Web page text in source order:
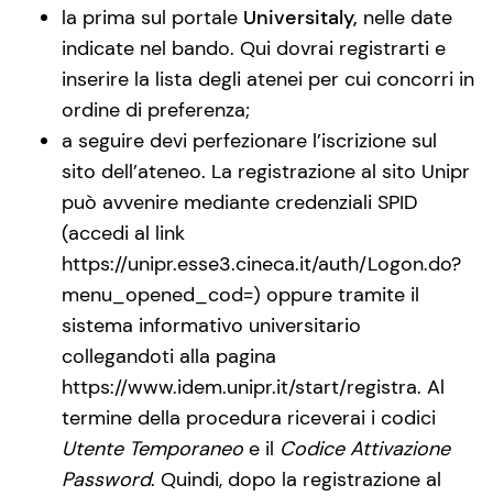
la prima sul portale Universitaly, nelle date
indicate nel bando. Qui dovrai registrarti e
inserire la lista degli atenei per cui concorri in
ordine di preferenza;
a seguire devi perfezionare l’iscrizione sul
sito dell’ateneo. La registrazione al sito Unipr
può avvenire mediante credenziali SPID
(accedi al link
https://unipr.esse3.cineca.it/auth/Logon.do?
menu_opened_cod=) oppure tramite il
sistema informativo universitario
collegandoti alla pagina
https://www.idem.unipr.it/start/registra. Al
termine della procedura riceverai i codici
Utente Temporaneo e il Codice Attivazione
Password. Quindi, dopo la registrazione al